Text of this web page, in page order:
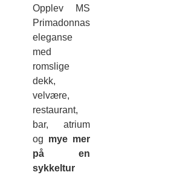
Opplev MS
Primadonnas
eleganse
med
romslige
dekk,
velvære,
restaurant,
bar, atrium
og mye mer
på en
sykkeltur